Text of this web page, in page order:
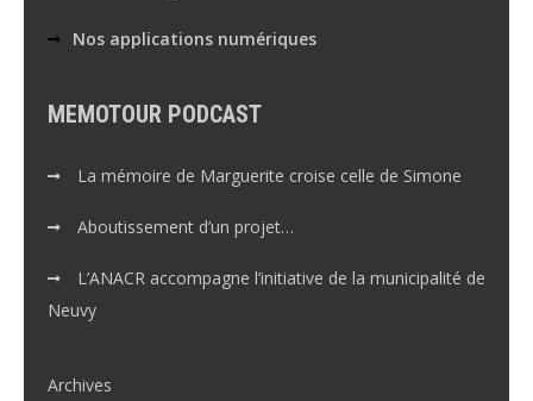
Nos applications numériques
MEMOTOUR PODCAST
La mémoire de Marguerite croise celle de Simone
Aboutissement d’un projet…
L’ANACR accompagne l’initiative de la municipalité de
Neuvy
Archives